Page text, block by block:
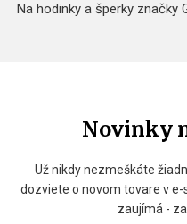
Na hodinky a šperky značky
Novinky
Už nikdy nezmeškáte
dozviete o novom tovare v e-
zaujímá -